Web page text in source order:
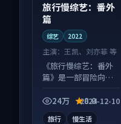
旅行慢综艺：番外
篇
综艺 2022
主演： 王凯、刘亦菲 等
《旅行慢综艺：番外
篇》是一部冒险向综
高，适合配弹幕观
24万 8.0
2024-12-10
旅行
慢生活